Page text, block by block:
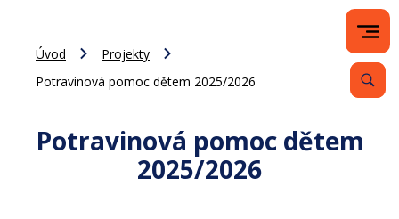
Úvod
Projekty
Potravinová pomoc dětem 2025/2026
Potravinová pomoc dětem
2025/2026